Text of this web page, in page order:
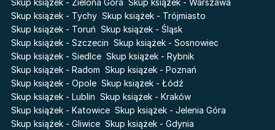
Basia. Wielka księga.
Poznawaj świat z Basią
The Hazel Wood
Zmierzch
Faye
Katie Maguire
Liceum Freuda
Sherlock Holmes Society
Przebudzenie powietrza
Pieśń Lwicy
Akademia wampirów
Karneval
Baśń o złamanym sercu
Prosta zabawa
Skup książek - Zielona Góra Skup książek - Warszawa
Skup książek - Tychy Skup książek - Trójmiasto
Skup książek - Toruń Skup książek - Śląsk
Skup książek - Szczecin Skup książek - Sosnowiec
Skup książek - Siedlce Skup książek - Rybnik
Skup książek - Radom Skup książek - Poznań
Skup książek - Opole Skup książek - Łódź
Skup książek - Lublin Skup książek - Kraków
Skup książek - Katowice Skup książek - Jelenia Góra
Skup książek - Gliwice Skup książek - Gdynia